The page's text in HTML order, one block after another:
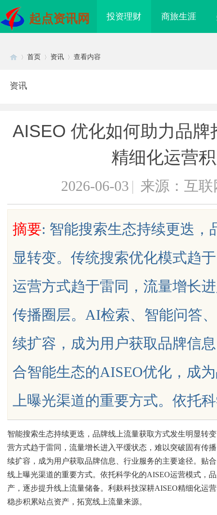
起点资讯网 投资理财 商旅生涯
uz
Bo
首页 资讯 查看内容
资讯
AISEO 优化如何助力品
精细化运营
2026-06-03 | 来源：互联
摘要: 智能搜索生态持续更迭，
显转变。传统搜索优化模式趋
运营方式趋于雷同，流量增长
传播圈层。AI检索、智能问答
续扩容，成为用户获取品牌信
合智能生态的AISEO优化，成
上曝光渠道的重要方式。依托
智能搜索生态持续更迭，品牌线上流量获取方式发生明显转
营方式趋于雷同，流量增长进入平缓状态，难以突破固有传
续扩容，成为用户获取品牌信息、行业服务的主要途径。贴
线上曝光渠道的重要方式。依托科学化的AISEO运营模式，
产，逐步提升线上流量储备。利麸科技深耕AISEO精细化运
稳步积累站点资产，拓宽线上流量来源。